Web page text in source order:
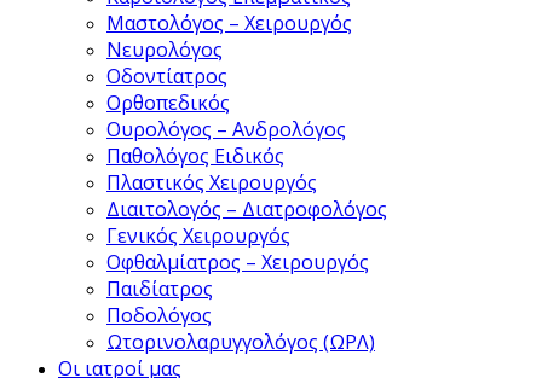
Μαστολόγος – Χειρουργός
Νευρολόγος
Οδοντίατρος
Ορθοπεδικός
Ουρολόγος – Ανδρολόγος
Παθολόγος Ειδικός
Πλαστικός Χειρουργός
Διαιτολογός – Διατροφολόγος
Γενικός Χειρουργός
Οφθαλμίατρος – Χειρουργός
Παιδίατρος
Ποδολόγος
Ωτορινολαρυγγολόγος (ΩΡΛ)
Οι ιατροί μας